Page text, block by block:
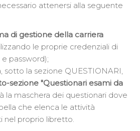
attenersi alla seguente
di gestione della carriera
le proprie credenziali di
password);
sotto la sezione QUESTIONARI,
sezione "Questionari esami da
la maschera dei questionari dove
che elenca le attività
nel proprio libretto.